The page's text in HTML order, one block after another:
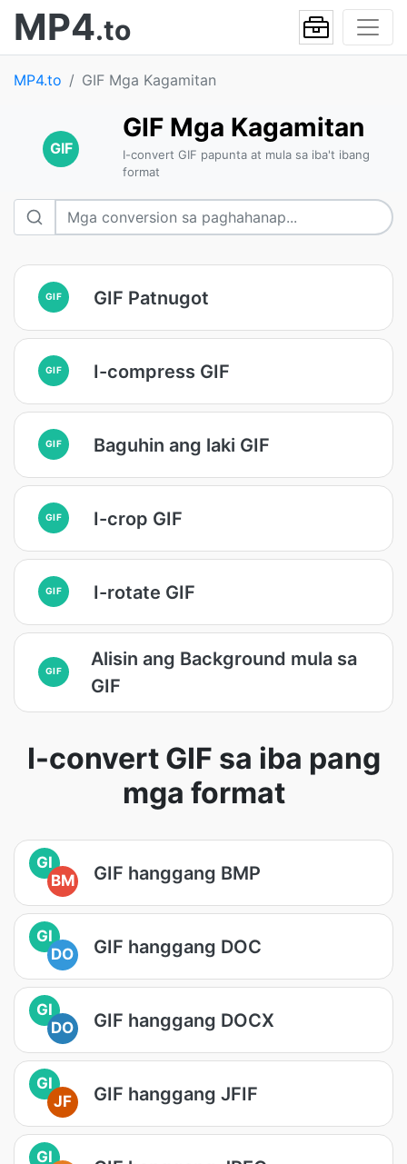
MP4.to
MP4.to GIF Mga Kagamitan
GIF
GIF Mga Kagamitan
I-convert GIF papunta at mula sa iba't ibang
format
GIF GIF Patnugot
GIF I-compress GIF
GIF Baguhin ang laki GIF
GIF I-crop GIF
GIF I-rotate GIF
GIF
Alisin ang Background mula sa
GIF
I-convert GIF sa iba pang
mga format
GI
BM
GIF hanggang BMP
GI
DO
GIF hanggang DOC
GI
DO
GIF hanggang DOCX
GI
JF
GIF hanggang JFIF
GI